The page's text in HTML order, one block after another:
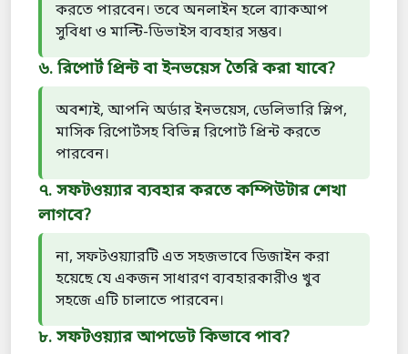
করতে পারবেন। তবে অনলাইন হলে ব্যাকআপ
সুবিধা ও মাল্টি-ডিভাইস ব্যবহার সম্ভব।
৬. রিপোর্ট প্রিন্ট বা ইনভয়েস তৈরি করা যাবে?
অবশ্যই, আপনি অর্ডার ইনভয়েস, ডেলিভারি স্লিপ,
মাসিক রিপোর্টসহ বিভিন্ন রিপোর্ট প্রিন্ট করতে
পারবেন।
৭. সফটওয়্যার ব্যবহার করতে কম্পিউটার শেখা
লাগবে?
না, সফটওয়্যারটি এত সহজভাবে ডিজাইন করা
হয়েছে যে একজন সাধারণ ব্যবহারকারীও খুব
সহজে এটি চালাতে পারবেন।
৮. সফটওয়্যার আপডেট কিভাবে পাব?